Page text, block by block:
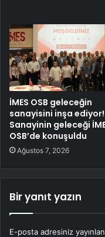
İMES OSB geleceğin
sanayisini inşa ediyor!
Sanayinin geleceği
OSB’de konuşuldu
Ağustos 7, 2026
Bir yanıt yazın
E-posta adresiniz